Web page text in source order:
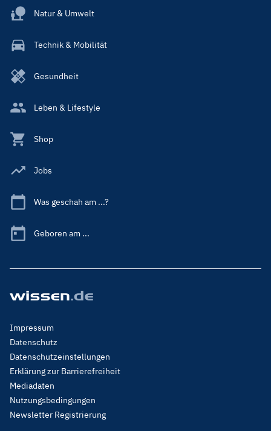
Natur & Umwelt
Technik & Mobilität
Gesundheit
Leben & Lifestyle
Shop
Jobs
Was geschah am ...?
Geboren am ...
Footer
Menu
Legal
Impressum
Datenschutz
Datenschutzeinstellungen
Erklärung zur Barrierefreiheit
Mediadaten
Nutzungsbedingungen
Newsletter Registrierung